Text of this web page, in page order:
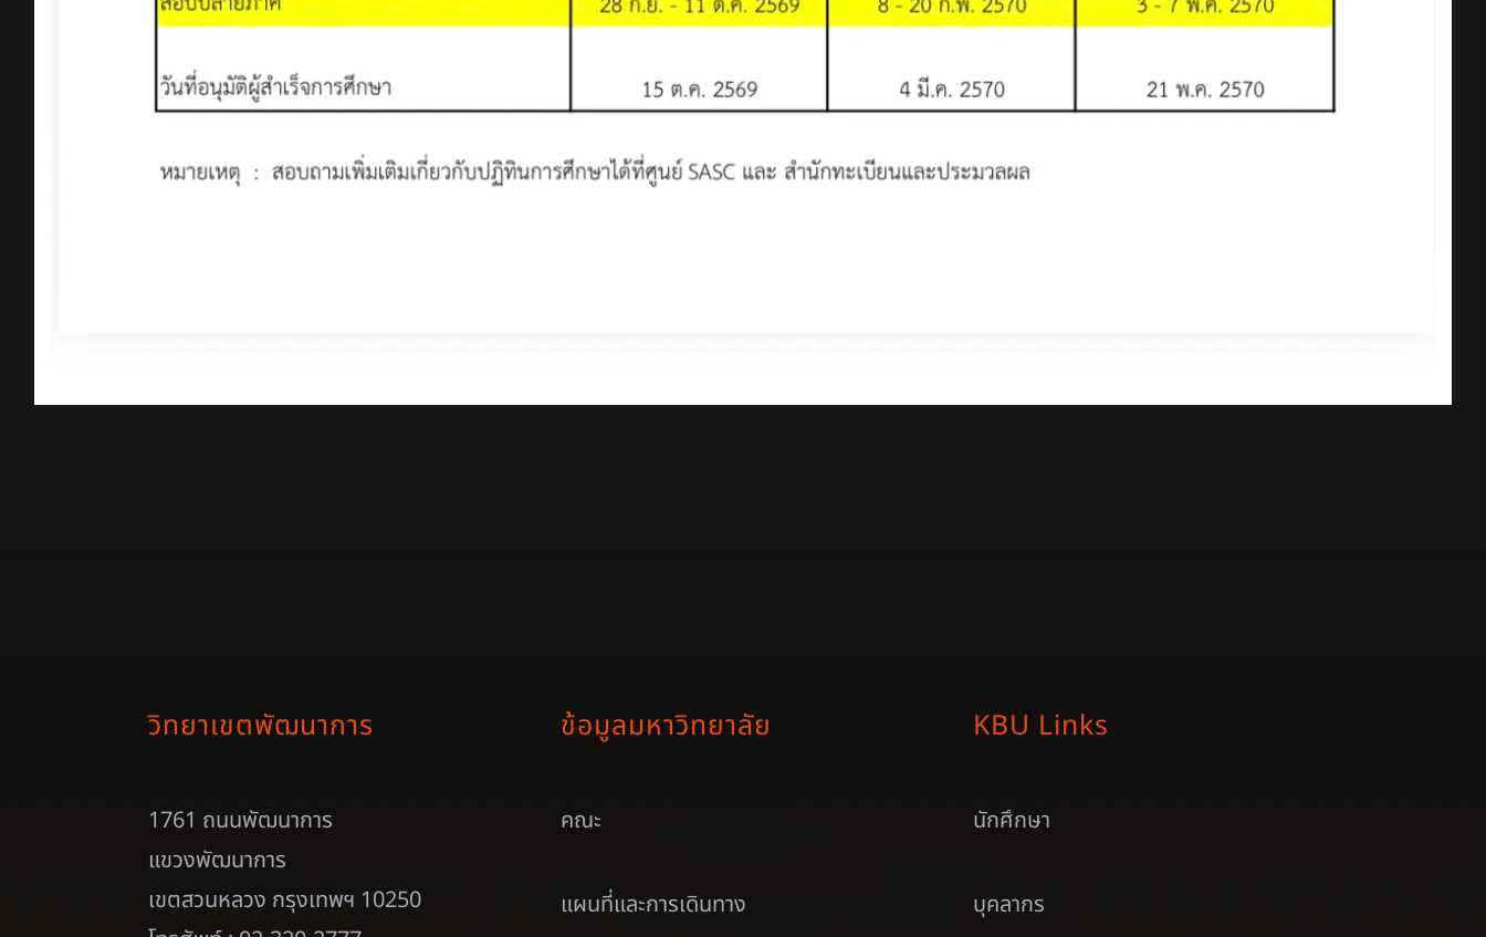
วิทยาเขตพัฒนาการ
1761 ถนนพัฒนาการ
แขวงพัฒนาการ
เขตสวนหลวง กรุงเทพฯ 10250
ข้อมูลมหาวิทยาลัย
คณะ
แผนที่และการเดินทาง
KBU Links
นักศึกษา
บุคลากร